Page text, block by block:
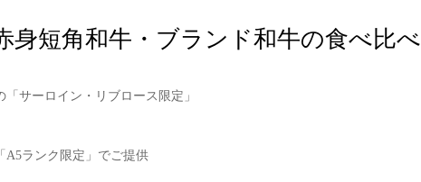
身短角和牛・ブランド和牛の食べ比べ
サーロイン・リブロース限定」
ランク限定」でご提供